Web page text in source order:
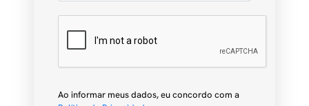
Ao informar meus dados, eu concordo com a